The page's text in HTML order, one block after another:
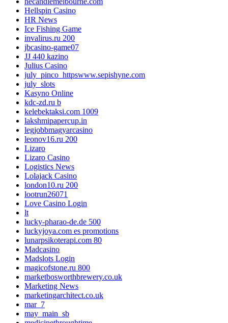
Hellspin Casino
HR News
Ice Fishing Game
invalirus.ru 200
jbcasino-game07
JJ 440 kazino
Julius Casino
july_pinco_httpswww.sepishyne.com
july_slots
Kasyno Online
kdc-zd.ru b
kelebektaksi.com 1009
lakshmipapercup.in
legjobbmagyarcasino
leonov16.ru 200
Lizaro
Lizaro Casino
Logistics News
Lolajack Casino
london10.ru 200
lootrun26071
Love Casino Login
lt
lucky-pharao-de.de 500
luckyjoya.com es promotions
lunarpsikoterapi.com 80
Madcasino
Madslots Login
magicofstone.ru 800
marketbosworthbrewery.co.uk
Marketing News
marketingarchitect.co.uk
mar_7
may_main_sb